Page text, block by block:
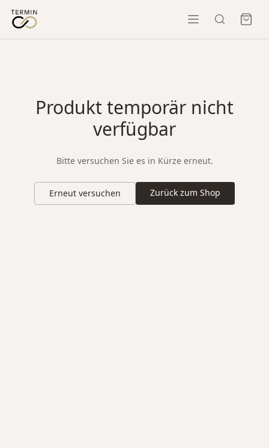
Produkt temporär nicht
verfügbar
Bitte versuchen Sie es in Kürze erneut.
Erneut versuchen Zurück zum Shop